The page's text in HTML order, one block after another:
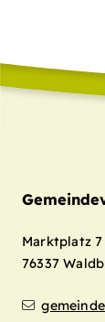
Marktplatz 7
76337